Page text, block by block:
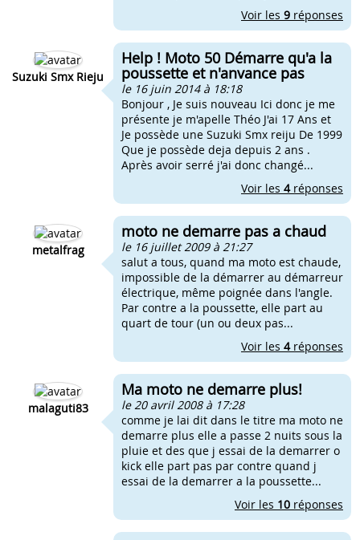
Voir les 9 réponses
Suzuki Smx Rieju
Help ! Moto 50 Démarre qu'a la
poussette et n'anvance pas
le 16 juin 2014 à 18:18
Bonjour , Je suis nouveau Ici donc je me
présente je m'apelle Théo J'ai 17 Ans et
Je possède une Suzuki Smx reiju De 1999
Que je possède deja depuis 2 ans .
Après avoir serré j'ai donc changé...
Voir les 4réponses
metalfrag
moto ne demarre pas a chaud
le 16 juillet 2009 à 21:27
salut a tous, quand ma moto est chaude,
impossible de la démarrer au démarreur
électrique, même poignée dans l'angle.
Par contre a la poussette, elle part au
quart de tour (un ou deux pas...
Voir les 4réponses
malaguti83
Ma moto ne demarre plus!
le 20 avril 2008 à 17:28
comme je lai dit dans le titre ma moto ne
demarre plus elle a passe 2 nuits sous la
pluie et des que j essai de la demarrer o
kick elle part pas par contre quand j
essai de la demarrer a la poussette...
Voir les 10 réponses